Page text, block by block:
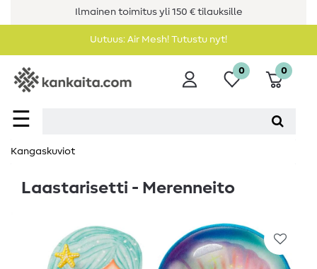
Ilmainen toimitus yli 150 € tilauksille
Uutuus: Air Mesh! Tutustu nyt!
☰
0 0
Kangaskuviot
Laastarisetti - Merenneito